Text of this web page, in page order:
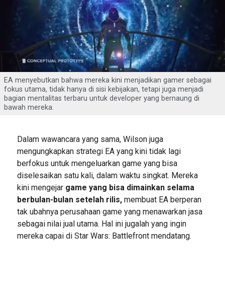
EA menyebutkan bahwa mereka kini menjadikan gamer sebagai
fokus utama, tidak hanya di sisi kebijakan, tetapi juga menjadi
bagian mentalitas terbaru untuk developer yang bernaung di
bawah mereka.
Dalam wawancara yang sama, Wilson juga
mengungkapkan strategi EA yang kini tidak lagi
berfokus untuk mengeluarkan game yang bisa
diselesaikan satu kali, dalam waktu singkat. Mereka
kini mengejargame yang bisa dimainkan selama
berbulan-bulan setelah rilis,membuat EA berperan
tak ubahnya perusahaan game yang menawarkan jasa
sebagai nilai jual utama. Hal ini jugalah yang ingin
mereka capai di Star Wars: Battlefront mendatang.